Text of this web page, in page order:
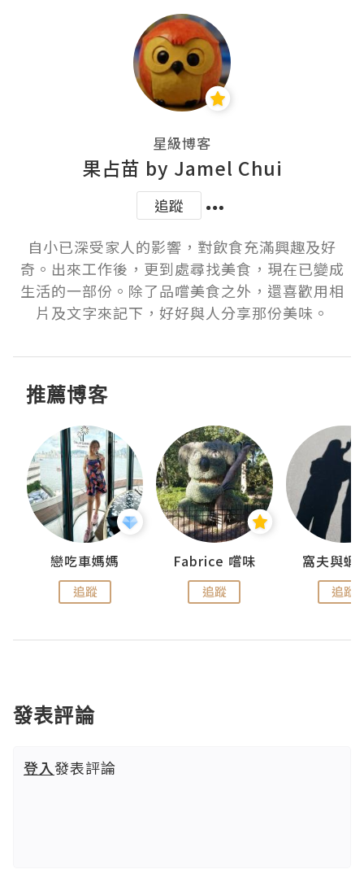
星級博客
果占苗 by Jamel Chui
追蹤
自小已深受家人的影響，對飲食充滿興趣及好
奇。出來工作後，更到處尋找美食，現在已變成
生活的一部份。除了品嚐美食之外，還喜歡用相
片及文字來記下，好好與人分享那份美味。
推薦博客
戀吃車媽媽
追蹤
Fabrice 嚐味
追蹤
窩夫與蝦
追蹤
發表評論
登入發表評論